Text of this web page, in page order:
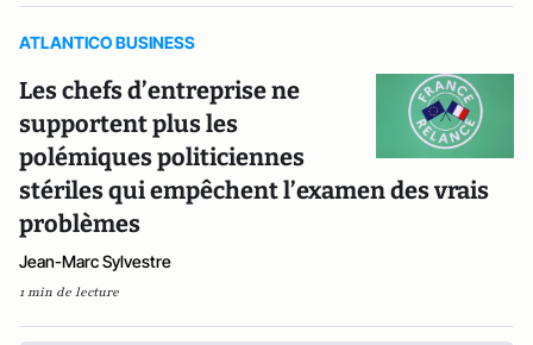
ATLANTICO BUSINESS
Les chefs d’entreprise ne
supportent plus les
polémiques politiciennes
stériles qui empêchent l’examen des vrais
problèmes
Jean-Marc Sylvestre
1 min de lecture